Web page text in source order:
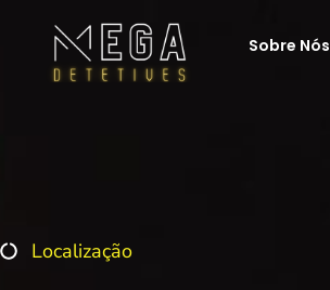
Sobre Nós
Localização